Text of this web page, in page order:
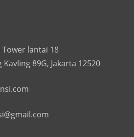
Tower lantai 18
Kavling 89G, Jakarta 12520